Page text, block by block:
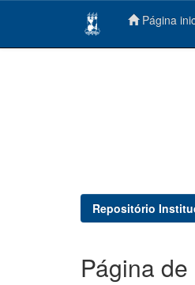
Página
Repositório
Página